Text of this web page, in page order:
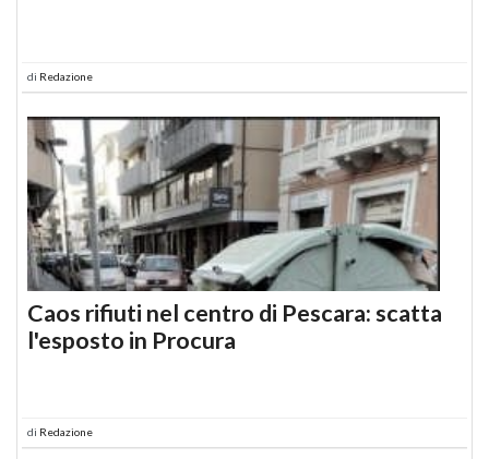
di Redazione
Caos rifiuti nel centro di Pescara: scatta
l'esposto in Procura
di Redazione